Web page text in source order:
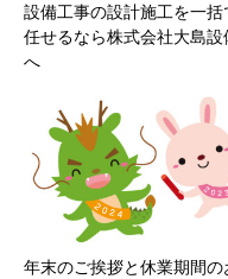
設備工事の設計施工を一括
任せるなら株式会社大島設
へ
年末のご挨拶と休業期間の